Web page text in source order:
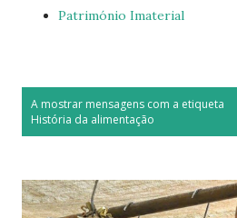
Património Imaterial
A mostrar mensagens com a etiqueta
História da alimentação